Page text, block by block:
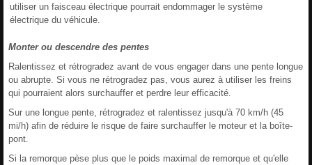
utiliser un faisceau électrique pourrait endommager le système
électrique du véhicule.
Monter ou descendre des pentes
Ralentissez et rétrogradez avant de vous engager dans une pente longue
ou abrupte. Si vous ne rétrogradez pas, vous aurez à utiliser les freins
qui pourraient alors surchauffer et perdre leur efficacité.
Sur une longue pente, rétrogradez et ralentissez jusqu'à 70 km/h (45
mi/h) afin de réduire le risque de faire surchauffer le moteur et la boîte-
pont.
Si la remorque pèse plus que le poids maximal de remorque et qu'elle